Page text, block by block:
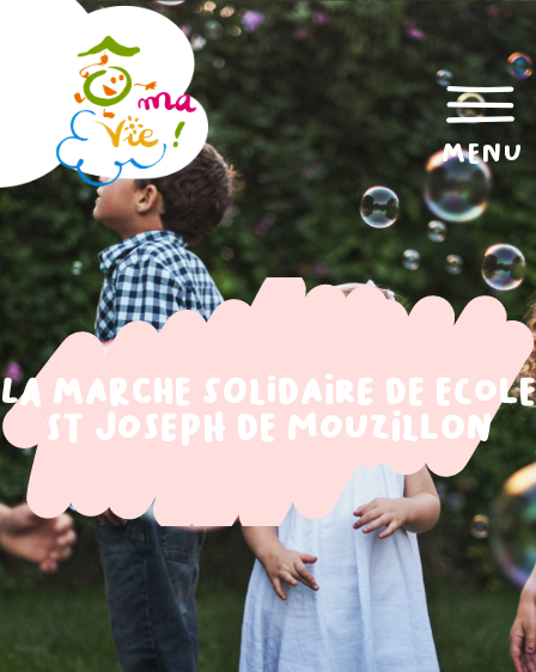
menu
La marche solidaire de Ecole
St Joseph de Mouzillon